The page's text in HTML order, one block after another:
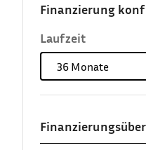
Finanzierung
Laufzeit
36 Monate